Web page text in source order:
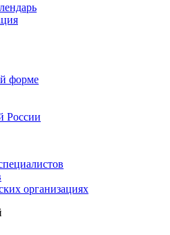
форме
России
организациях